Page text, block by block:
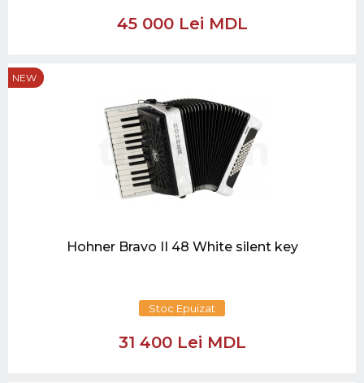
45 000 Lei MDL
Hohner Bravo II 48 White silent key
Stoc Epuizat
31 400 Lei MDL
NEW